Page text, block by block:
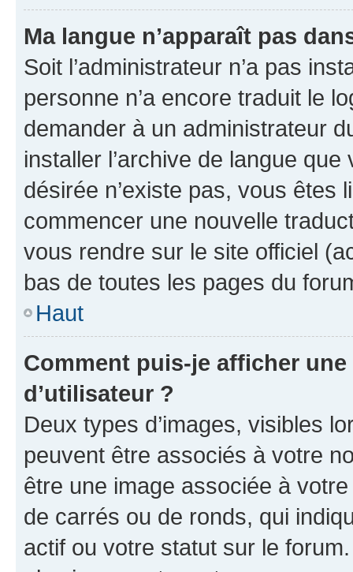
Ma langue n’apparaît pas
Soit l’administrateur n’a pas
personne n’a encore traduit le
demander à un administrateur
installer l’archive de langue
désirée n’existe pas, vous êtes
commencer une nouvelle
vous rendre sur le site officiel
bas de toutes les pages du
Haut
Comment puis-je afficher
d’utilisateur ?
Deux types d’images, visibles
peuvent être associés à votre
être une image associée à
de carrés ou de ronds, qui
actif ou votre statut sur le